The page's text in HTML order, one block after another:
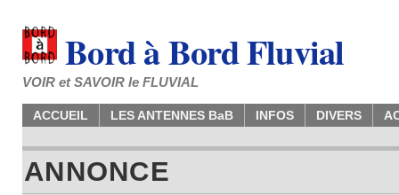
Bord à Bord Fluvial
VOIR et SAVOIR le FLUVIAL
ACCUEIL LES ANTENNES BaB INFOS DIVERS
ANNONCE